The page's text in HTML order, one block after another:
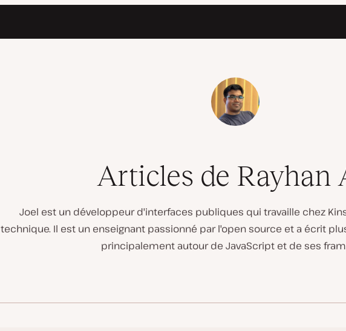
Articles de Rayhan
Joel est un développeur d'interfaces publiques qui travaille chez
technique. Il est un enseignant passionné par l'open source et a écrit
principalement autour de JavaScript et de ses